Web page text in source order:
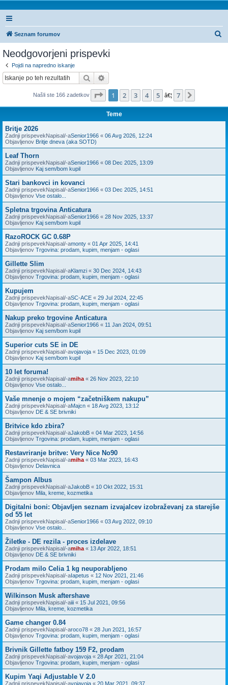
Seznam forumov
e
Neodgovorjeni prispevki
Pojdi na napredno iskanje
Iskanje
Našli ste 166 zadetkov Stran 1od7
1 2 3 4 5 â€¦ 7
Teme
Britje 2026
Zadnji prispevekNapisal/-aSenior1966 « 06 Avg 2026, 12:24
Objavljenov Britje dneva (aka SOTD)
Leaf Thorn
Zadnji prispevekNapisal/-aSenior1966 « 08 Dec 2025, 13:09
Objavljenov Kaj sem/bom kupil
Stari bankovci in kovanci
Zadnji prispevekNapisal/-aSenior1966 « 03 Dec 2025, 14:51
Objavljenov Vse ostalo...
Spletna trgovina Anticatura
Zadnji prispevekNapisal/-aSenior1966 « 28 Nov 2025, 13:37
Objavljenov Kaj sem/bom kupil
RazoROCK GC 0.68P
Zadnji prispevekNapisal/-amonty « 01 Apr 2025, 14:41
Objavljenov Trgovina: prodam, kupim, menjam - oglasi
Gillette Slim
Zadnji prispevekNapisal/-aKlamzi « 30 Dec 2024, 14:43
Objavljenov Trgovina: prodam, kupim, menjam - oglasi
Kupujem
Zadnji prispevekNapisal/-aSC-ACE « 29 Jul 2024, 22:45
Objavljenov Trgovina: prodam, kupim, menjam - oglasi
Nakup preko trgovine Anticatura
Zadnji prispevekNapisal/-aSenior1966 « 11 Jan 2024, 09:51
Objavljenov Kaj sem/bom kupil
Superior cuts SE in DE
Zadnji prispevekNapisal/-avojavoja « 15 Dec 2023, 01:09
Objavljenov Kaj sem/bom kupil
10 let foruma!
Zadnji prispevekNapisal/-amiha « 26 Nov 2023, 22:10
Objavljenov Vse ostalo...
Vaše mnenje o mojem “začetniškem nakupu”
Zadnji prispevekNapisal/-aMajcn « 18 Avg 2023, 13:12
Objavljenov DE & SE brivniki
Britvice kdo zbira?
Zadnji prispevekNapisal/-aJakobB « 04 Mar 2023, 14:56
Objavljenov Trgovina: prodam, kupim, menjam - oglasi
Restavriranje britve: Very Nice No90
Zadnji prispevekNapisal/-amiha « 03 Mar 2023, 16:43
Objavljenov Delavnica
Šampon Albus
Zadnji prispevekNapisal/-aJakobB « 10 Okt 2022, 15:31
Objavljenov Mila, kreme, kozmetika
Digitalni boni: Objavljen seznam izvajalcev izobraževanj za starejše
od 55 let
Zadnji prispevekNapisal/-aSenior1966 « 03 Avg 2022, 09:10
Objavljenov Vse ostalo...
Žiletke - DE rezila - proces izdelave
Zadnji prispevekNapisal/-amiha « 13 Apr 2022, 18:51
Objavljenov DE & SE brivniki
Prodam milo Celia 1 kg neuporabljeno
Zadnji prispevekNapisal/-aIapetus « 12 Nov 2021, 21:46
Objavljenov Trgovina: prodam, kupim, menjam - oglasi
Wilkinson Musk aftershave
Zadnji prispevekNapisal/-aiii « 15 Jul 2021, 09:56
Objavljenov Mila, kreme, kozmetika
Game changer 0.84
Zadnji prispevekNapisal/-aroco78 « 28 Jun 2021, 16:57
Objavljenov Trgovina: prodam, kupim, menjam - oglasi
Brivnik Gillette fatboy 159 F2, prodam
Zadnji prispevekNapisal/-avojavoja « 28 Apr 2021, 21:04
Objavljenov Trgovina: prodam, kupim, menjam - oglasi
Kupim Yaqi Adjustable V 2.0
Zadnji prispevekNapisal/-avojavoja « 20 Mar 2021, 09:37